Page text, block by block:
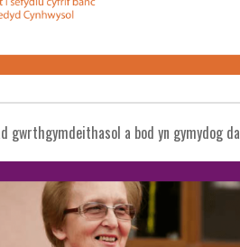
gwrthgymdeithasol a bod yn gymydog da